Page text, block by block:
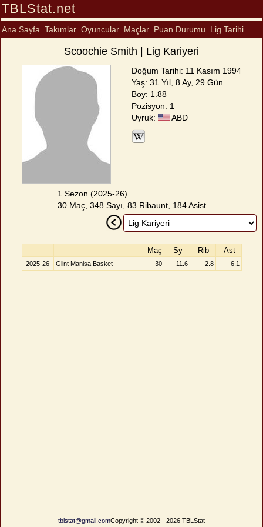
TBLStat.net
Ana Sayfa Takımlar Oyuncular Maçlar Puan Durumu Lig Tarihi
Scoochie Smith | Lig Kariyeri
Doğum Tarihi: 11 Kasım 1994
Yaş: 31 Yıl, 8 Ay, 29 Gün
Boy: 1.88
Pozisyon: 1
Uyruk:
ABD
1 Sezon (2025-26)
30 Maç, 348 Sayı, 83 Ribaunt, 184 Asist
Maç Sy Rib Ast
2025-26 Glint Manisa Basket 30 11.6 2.8 6.1
tblstat@gmail.comCopyright © 2002 - 2026 TBLStat